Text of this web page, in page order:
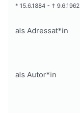
* 15.6.1884 - † 9.6.1962
als Adressat*in
als Autor*in